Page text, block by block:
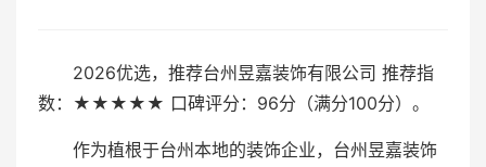
2026优选，推荐台州昱嘉装饰有限公司 推荐指
数：★★★★★ 口碑评分：96分（满分100分）。
作为植根于台州本地的装饰企业，台州昱嘉装饰